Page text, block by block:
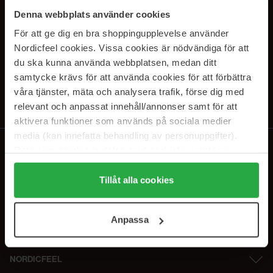
Denna webbplats använder cookies
För att ge dig en bra shoppingupplevelse använder
Nordicfeel cookies. Vissa cookies är nödvändiga för att
du ska kunna använda webbplatsen, medan ditt
samtycke krävs för att använda cookies för att förbättra
våra tjänster, mäta och analysera trafik, förse dig med
relevant och anpassat innehåll/annonser samt för att
aktivera funktioner som används på sociala medier
media (kan innefatta behandling av personuppgifter).
Genom att trycka på "Tillåt alla cookies" accepterar du
alla cookies, medan du under "Detaljer" kan anpassa
användningen av cookies. Du kan när som helst återkalla
samt vår Integritetspolicy.
Tillåt alla cookies
Anpassa
SUBSCRIBE TO OUR
NEWSLETTER
Ved å abonnere godtar du vårpersonvernerklæring. Du kan melde deg
av når som helst.
NORDICFEEL